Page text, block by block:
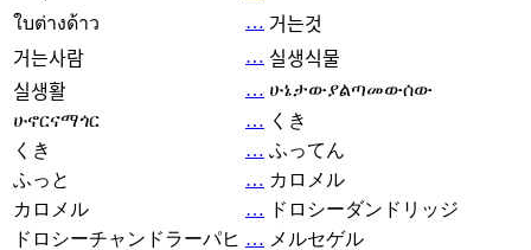
ใบต่างด้าว
… 거는것
거는사람
… 실생식물
실생활
… ሁኔታውያልጣመውሰው
ሁኖርናማጎር
… くき
くき
… ふってん
ふっと
… カロメル
カロメル
… ドロシーダンドリッジ
ドロシーチャンドラーパヒ … メルセゲル